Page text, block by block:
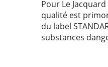
Pour Le
qualité est
du label
substances